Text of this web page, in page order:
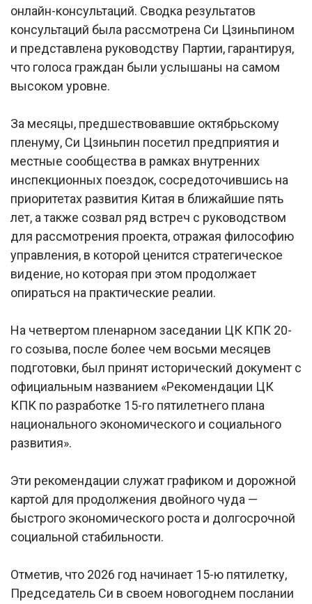
онлайн-консультаций. Сводка результатов
консультаций была рассмотрена Си Цзиньпином
и представлена руководству Партии, гарантируя,
что голоса граждан были услышаны на самом
высоком уровне.
За месяцы, предшествовавшие октябрьскому
пленуму, Си Цзиньпин посетил предприятия и
местные сообщества в рамках внутренних
инспекционных поездок, сосредоточившись на
приоритетах развития Китая в ближайшие пять
лет, а также созвал ряд встреч с руководством
для рассмотрения проекта, отражая философию
управления, в которой ценится стратегическое
видение, но которая при этом продолжает
опираться на практические реалии.
На четвертом пленарном заседании ЦК КПК 20-
го созыва, после более чем восьми месяцев
подготовки, был принят исторический документ с
официальным названием «Рекомендации ЦК
КПК по разработке 15-го пятилетнего плана
национального экономического и социального
развития».
Эти рекомендации служат графиком и дорожной
картой для продолжения двойного чуда —
быстрого экономического роста и долгосрочной
социальной стабильности.
Отметив, что 2026 год начинает 15-ю пятилетку,
Председатель Си в своем новогоднем послании